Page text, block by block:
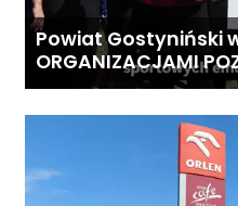
Powiat Gostyniński
ORGANIZACJAMI
o środki z Budżetu